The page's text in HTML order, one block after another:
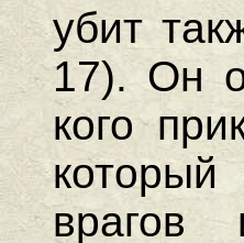
убит
17). Он
кого
врагов